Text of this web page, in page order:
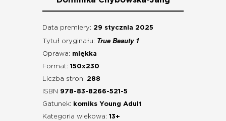
Data premiery: 29 stycznia 2025
Tytuł oryginału: True Beauty 1
Oprawa: miękka
Format: 150x230
Liczba stron: 288
ISBN 978-83-8266-521-5
Gatunek:
komiks Young Adult
Kategoria wiekowa: 13+